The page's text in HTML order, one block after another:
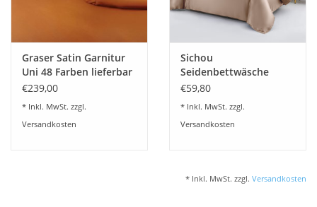
Graser Satin Garnitur
Uni 48 Farben lieferbar
€239,00
* Inkl. MwSt. zzgl.
Versandkosten
Sichou
Seidenbettwäsche
ATHENA mochabraun
Maulbeerseide Satin
€59,80
* Inkl. MwSt. zzgl.
Versandkosten
* Inkl. MwSt. zzgl. Versandkosten